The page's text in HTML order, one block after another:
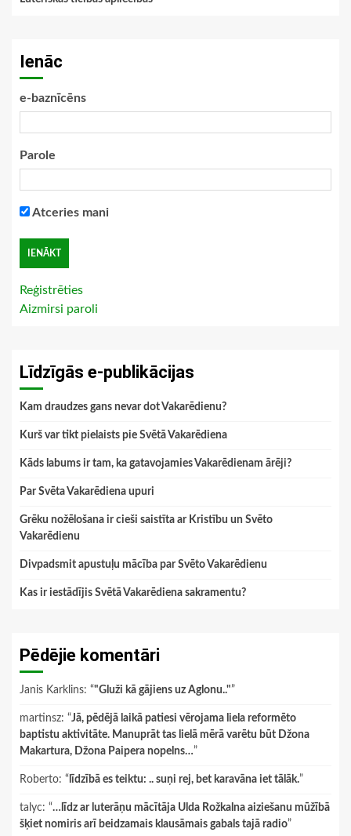
Ienāc
e-baznīcēns
Parole
Atceries mani
Reģistrēties
Aizmirsi paroli
Līdzīgās e-publikācijas
Kam draudzes gans nevar dot Vakarēdienu?
Kurš var tikt pielaists pie Svētā Vakarēdiena
Kāds labums ir tam, ka gatavojamies Vakarēdienam ārēji?
Par Svēta Vakarēdiena upuri
Grēku nožēlošana ir cieši saistīta ar Kristību un Svēto
Vakarēdienu
Divpadsmit apustuļu mācība par Svēto Vakarēdienu
Kas ir iestādījis Svētā Vakarēdiena sakramentu?
Pēdējie komentāri
Janis Karklins: “"Gluži kā gājiens uz Aglonu.."”
martinsz: “Jā, pēdējā laikā patiesi vērojama liela reformēto
baptistu aktivitāte. Manuprāt tas lielā mērā varētu būt Džona
Makartura, Džona Paipera nopelns…”
Roberto: “ līdzībā es teiktu: .. suņi rej, bet karavāna iet tālāk.”
talyc: “…līdz ar luterāņu mācītāja Ulda Rožkalna aiziešanu mūžībā
šķiet nomiris arī beidzamais klausāmais gabals tajā radio”